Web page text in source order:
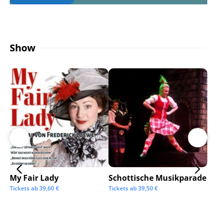
Show
My Fair Lady
Tickets ab39,60€
Schottische Musikparade
Tickets ab39,50€